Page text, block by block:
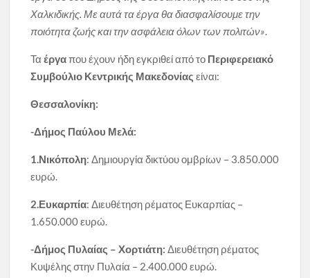
Χαλκιδικής. Με αυτά τα έργα θα διασφαλίσουμε την
ποιότητα ζωής και την ασφάλεια όλων των πολιτών».
Ταέργαπου έχουν ήδη εγκριθεί από το Περιφερειακό
Συμβούλιο Κεντρικής Μακεδονίας είναι:
Θεσσαλονίκη:
-Δήμος Παύλου Μελά:
1.Νικόπολη: Δημιουργία δικτύου ομβρίων – 3.850.000
ευρώ.
2.Ευκαρπία: Διευθέτηση ρέματος Ευκαρπίας –
1.650.000 ευρώ.
-Δήμος Πυλαίας – Χορτιάτη: Διευθέτηση ρέματος
Κυψέλης στην Πυλαία – 2.400.000 ευρώ.